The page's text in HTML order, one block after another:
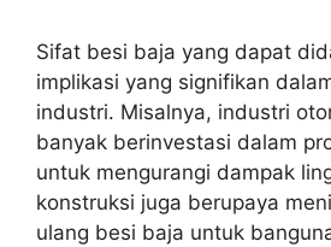
Sifat besi baja yang dapat
implikasi yang signifikan
industri. Misalnya, industri
banyak berinvestasi dalam
untuk mengurangi dampak
konstruksi juga berupaya
ulang besi baja untuk